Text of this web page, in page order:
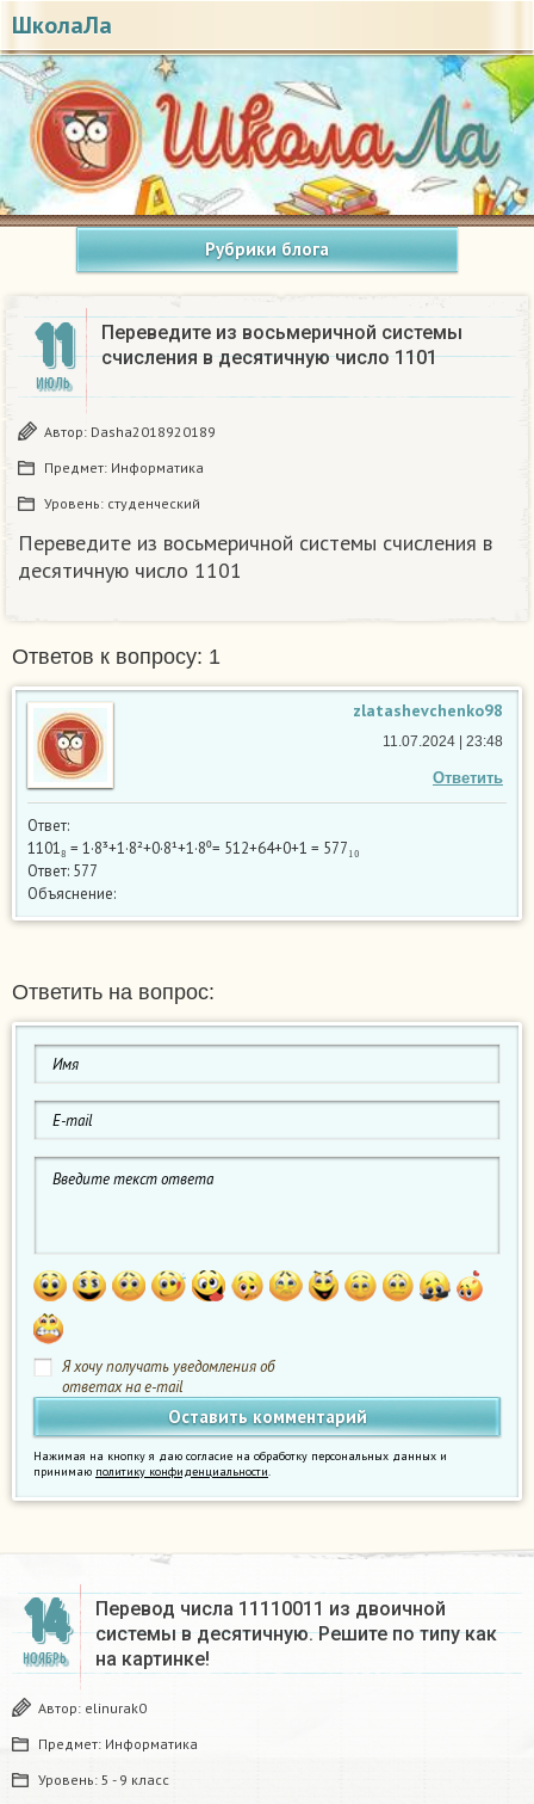
ШколаЛа
Рубрики блога
11
ИЮЛЬ
Переведите из восьмеричной системы
счисления в десятичную число 1101
Автор: Dasha2018920189
Предмет: Информатика
Уровень: студенческий
Переведите из восьмеричной системы счисления в
десятичную число 1101
Ответов к вопросу: 1
zlatashevchenko98
Ответить
11.07.2024 | 23:48
Ответ:
1101₈ = 1·8³+1·8²+0·8¹+1·8⁰= 512+64+0+1 = 577₁₀
Ответ: 577
Объяснение:
Ответить на вопрос:
Я хочу получать уведомления об
ответах на e-mail
Нажимая на кнопку я даю согласие на обработку персональных данных и
принимаю политику конфиденциальности.
14
НОЯБРЬ
Перевод числа 11110011 из двоичной
системы в десятичную. Решите по типу как
на картинке! ​
Автор: elinurak0
Предмет: Информатика
Уровень: 5 - 9 класс